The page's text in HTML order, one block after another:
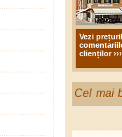
Vezi
clienților ›››
Cel mai